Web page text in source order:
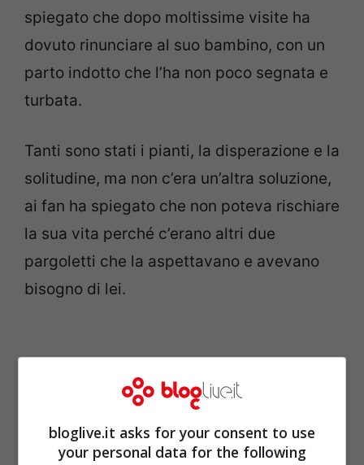
spiegato che dopo moltissime visite ha
dovuto rinunciare al suo bambino, con un
parto indotto che l’ha non poco segnata e
turbata.
Tanti sono stati i pianti, la disperazione e la
solitudine, ma non c’era un’altra soluzione,
ai fan ha spiegato che non poteva rischiare
la sua vita perché c’erano altri due
pargoletti che la aspettavano e avevano
bisogno di lei.
bloglive.it asks for your consent to use
your personal data for the following